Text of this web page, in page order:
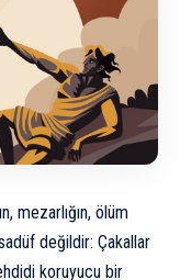
mezarlığın, ölüm
değildir: Çakallar
koruyucu bir